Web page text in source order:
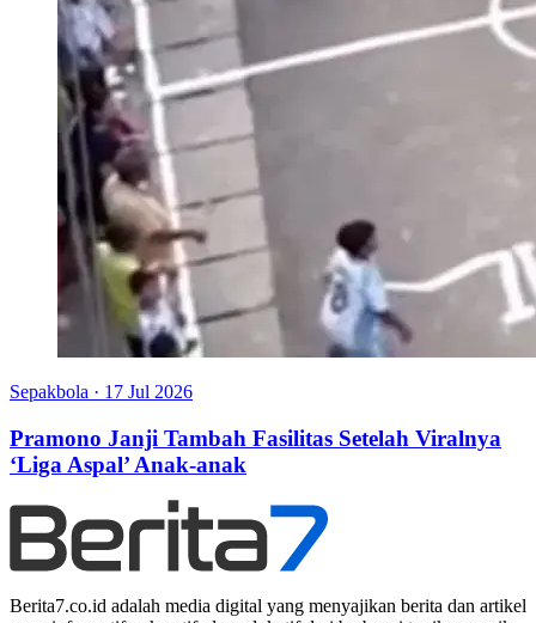
Sepakbola · 17 Jul 2026
Pramono Janji Tambah Fasilitas Setelah Viralnya
‘Liga Aspal’ Anak-anak
Berita7.co.id adalah media digital yang menyajikan berita dan artikel